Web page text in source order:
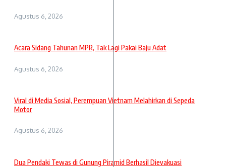
Agustus 6, 2026
Acara Sidang Tahunan MPR, Tak Lagi Pakai Baju Adat
Agustus 6, 2026
Viral di Media Sosial, Perempuan Vietnam Melahirkan di Sepeda
Motor
Agustus 6, 2026
Dua Pendaki Tewas di Gunung Piramid Berhasil Dievakuasi